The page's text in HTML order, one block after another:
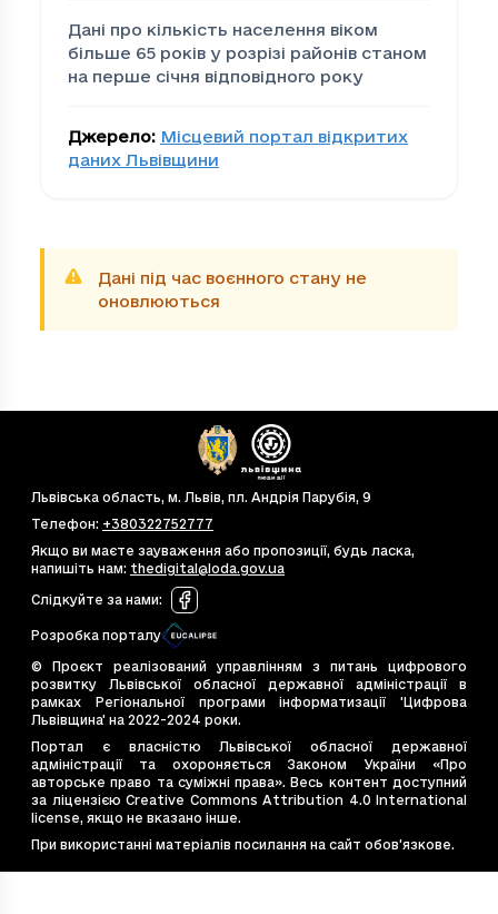
Дані про кількість населення віком
більше 65 років у розрізі районів станом
на перше січня відповідного року
Джерело: Місцевий портал відкритих
даних Львівщини
Дані під час воєнного стану не
оновлюються
2040718e-0ee2-473a-b6cd-60f40b87c05b
232ec292-2d76-4c46-ba47-cddf1e97d6d3
24bee9c5-9d04-4e06-b246-909ceac028f8
255653a9-678a-43b9-838f-2782a211eb21
30811205-f469-4260-9bc1-dff4039a9384
c34718ed-50ee-4bb7-8655-7824f7ba1e5d
d7907f49-c4bc-4044-bfeb-11675799f689
Львівська область, м. Львів, пл. Андрія Парубія, 9
Телефон: +380322752777
Якщо ви маєте зауваження або пропозиції, будь ласка,
напишіть нам: thedigital@loda.gov.ua
Слідкуйте за нами:
Розробка порталу
© Проєкт реалізований управлінням з питань цифрового
розвитку Львівської обласної державної адміністрації в
рамках Регіональної програми інформатизації 'Цифрова
Львівщина' на 2022-2024 роки.
Портал є власністю Львівської обласної державної
адміністрації та охороняється Законом України «Про
авторське право та суміжні права». Весь контент доступний
за ліцензією Creative Commons Attribution 4.0 International
license, якщо не вказано інше.
При використанні матеріалів посилання на сайт обов’язкове.